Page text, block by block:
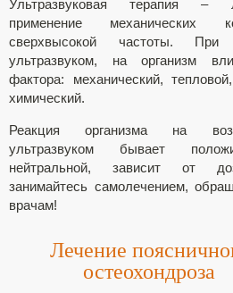
Ультразвуковая терапия –
применение механических
сверхвысокой частоты. При
ультразвуком, на организм
фактора: механический,
химический.
Реакция организма на
ультразвуком бывает
нейтральной, зависит от
занимайтесь самолечением,
врачам!
Лечение
остеохондроза